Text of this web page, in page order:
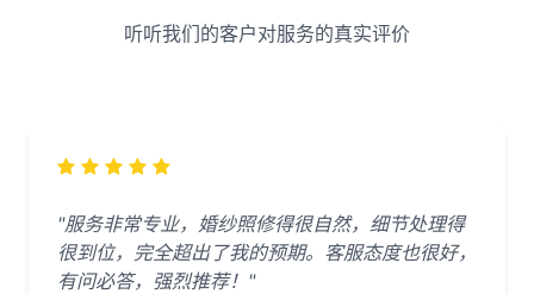
听听我们的客户对服务的真实评价
"服务非常专业，婚纱照修得很自然，细节处理得
很到位，完全超出了我的预期。客服态度也很好，
有问必答，强烈推荐！"